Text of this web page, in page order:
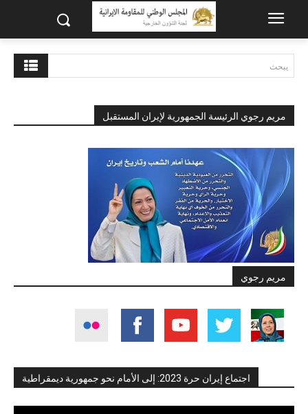
يبحث
مريم رجوي الرئيسة الجمهورية لإيران المستقبل
مريم رجوي
اجتماع إيران حرة 2023: إلى الأمام نحو جمهورية ديمقراطية